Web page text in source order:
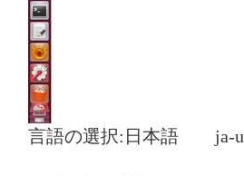
言語の選択:日本語 ja-